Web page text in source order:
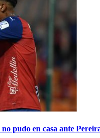
pudo en casa ante